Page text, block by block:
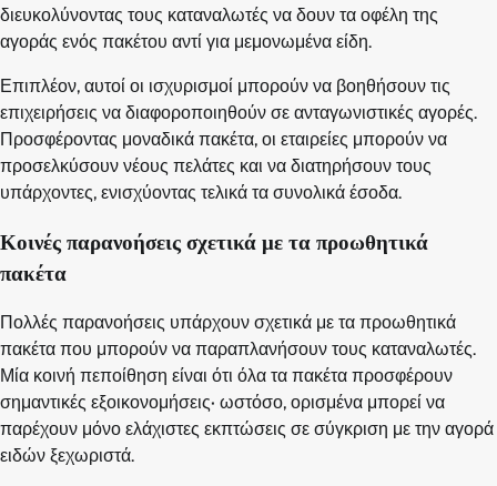
διευκολύνοντας τους καταναλωτές να δουν τα οφέλη της
αγοράς ενός πακέτου αντί για μεμονωμένα είδη.
Επιπλέον, αυτοί οι ισχυρισμοί μπορούν να βοηθήσουν τις
επιχειρήσεις να διαφοροποιηθούν σε ανταγωνιστικές αγορές.
Προσφέροντας μοναδικά πακέτα, οι εταιρείες μπορούν να
προσελκύσουν νέους πελάτες και να διατηρήσουν τους
υπάρχοντες, ενισχύοντας τελικά τα συνολικά έσοδα.
Κοινές παρανοήσεις σχετικά με τα προωθητικά
πακέτα
Πολλές παρανοήσεις υπάρχουν σχετικά με τα προωθητικά
πακέτα που μπορούν να παραπλανήσουν τους καταναλωτές.
Μία κοινή πεποίθηση είναι ότι όλα τα πακέτα προσφέρουν
σημαντικές εξοικονομήσεις· ωστόσο, ορισμένα μπορεί να
παρέχουν μόνο ελάχιστες εκπτώσεις σε σύγκριση με την αγορά
ειδών ξεχωριστά.